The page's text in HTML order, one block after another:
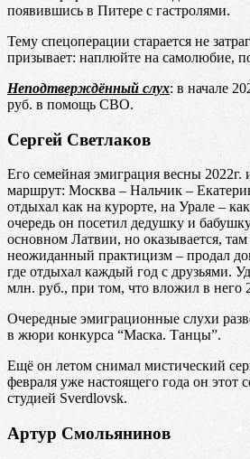
появившись в Питере с гастролями.
Тему спецоперации старается не
призывает: наплюйте на самолюбие,
Неподтверждённый слух: в начале
руб. в помощь СВО.
Сергей Светлаков
Его семейная эмиграция весны 2022г.
маршрут: Москва – Нальчик –
отдыхал как на курорте, на Урале –
очередь он посетил дедушку и
основном Латвии, но оказывается,
неожиданный практицизм – продал
где отдыхал каждый год с друзьями.
млн. руб., при том, что вложил в него
Очередные эмиграционные слухи
в жюри конкурса “Маска. Танцы”.
Ещё он летом снимал мистический
февраля уже настоящего года он этот
студией Sverdlovsk.
Артур Смольянинов